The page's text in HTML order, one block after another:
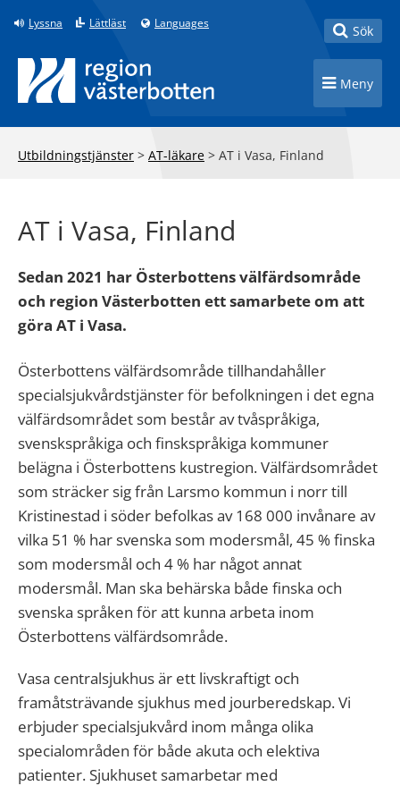
Till innehåll på sidan
Lyssna Lättläst Languages Toggle
Sök
Toggle
Meny
Utbildningstjänster > AT-läkare > AT i Vasa, Finland
AT i Vasa, Finland
Sedan 2021 har Österbottens välfärdsområde
och region Västerbotten ett samarbete om att
göra AT i Vasa.
Österbottens välfärdsområde tillhandahåller
specialsjukvårdstjänster för befolkningen i det egna
välfärdsområdet som består av tvåspråkiga,
svenskspråkiga och finskspråkiga kommuner
belägna i Österbottens kustregion. Välfärdsområdet
som sträcker sig från Larsmo kommun i norr till
Kristinestad i söder befolkas av 168 000 invånare av
vilka 51 % har svenska som modersmål, 45 % finska
som modersmål och 4 % har något annat
modersmål. Man ska behärska både finska och
svenska språken för att kunna arbeta inom
Österbottens välfärdsområde.
Vasa centralsjukhus är ett livskraftigt och
framåtsträvande sjukhus med jourberedskap. Vi
erbjuder specialsjukvård inom många olika
specialområden för både akuta och elektiva
patienter. Sjukhuset samarbetar med